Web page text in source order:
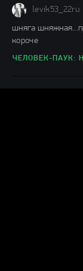
levik53_22ru
шняга
короче
ЧЕЛОВЕК-ПАУК: